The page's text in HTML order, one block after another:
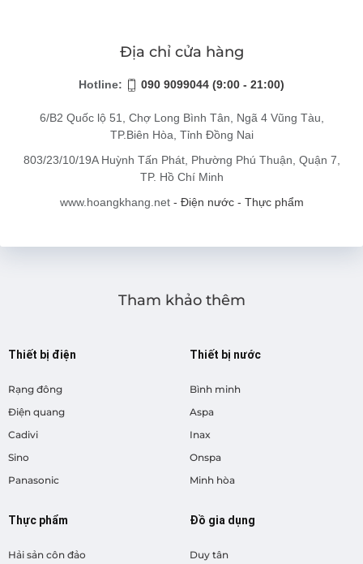
Địa chỉ cửa hàng
Hotline: 090 9099044 (9:00 - 21:00)
6/B2 Quốc lộ 51, Chợ Long Bình Tân, Ngã 4 Vũng Tàu,
TP.Biên Hòa, Tỉnh Đồng Nai
803/23/10/19A Huỳnh Tấn Phát, Phường Phú Thuận, Quận 7,
TP. Hồ Chí Minh
www.hoangkhang.net - Điện nước - Thực phẩm
Tham khảo thêm
Thiết bị điện
Rạng đông
Điện quang
Cadivi
Sino
Panasonic
Thiết bị nước
Bình minh
Aspa
Inax
Onspa
Minh hòa
Thực phẩm
Hải sản côn đảo
Đồ gia dụng
Duy tân